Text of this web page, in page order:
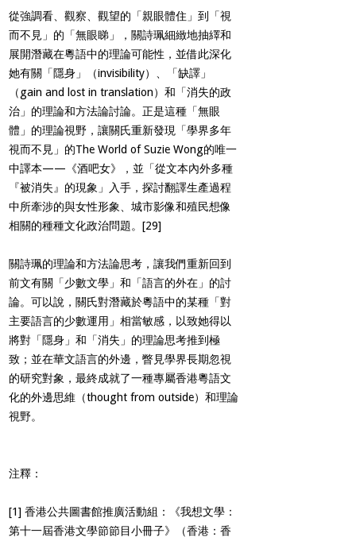
從強調看、觀察、觀望的「親眼體住」到「視
而不見」的「無眼睇」，關詩珮細緻地抽繹和
展開潛藏在粵語中的理論可能性，並借此深化
她有關「隱身」（invisibility）、「缺譯」
（gain and lost in translation）和「消失的政
治」的理論和方法論討論。正是這種「無眼
體」的理論視野，讓關氏重新發現「學界多年
視而不見」的The World of Suzie Wong的唯一
中譯本——《酒吧女》，並「從文本內外多種
『被消失』的現象」入手，探討翻譯生產過程
中所牽涉的與女性形象、城市影像和殖民想像
相關的種種文化政治問題。[29]
關詩珮的理論和方法論思考，讓我們重新回到
前文有關「少數文學」和「語言的外在」的討
論。可以說，關氏對潛藏於粵語中的某種「對
主要語言的少數運用」相當敏感，以致她得以
將對「隱身」和「消失」的理論思考推到極
致；並在華文語言的外邊，瞥見學界長期忽視
的研究對象，最終成就了一種專屬香港粵語文
化的外邊思維（thought from outside）和理論
視野。
注釋：
[1] 香港公共圖書館推廣活動組：《我想文學：
第十一屆香港文學節節目小冊子》（香港：香